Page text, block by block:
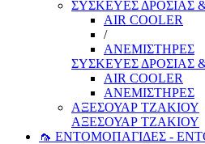
ΣΥΣΚΕΥΕΣ ΔΡΟΣΙΑΣ
AIR COOLER
/
ΑΝΕΜΙΣΤΗΡΕΣ
ΣΥΣΚΕΥΕΣ ΔΡΟΣΙΑΣ
AIR COOLER
ΑΝΕΜΙΣΤΗΡΕΣ
ΑΞΕΣΟΥΑΡ ΤΖΑΚΙΟΥ
ΑΞΕΣΟΥΑΡ ΤΖΑΚΙΟΥ
🦟 ΕΝΤΟΜΟΠΑΓΙΔΕΣ -